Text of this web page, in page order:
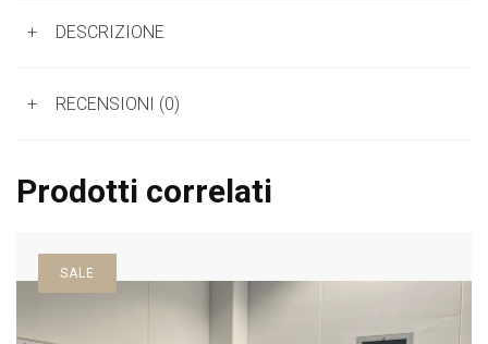
+ DESCRIZIONE
+ RECENSIONI (0)
Prodotti correlati
SALE